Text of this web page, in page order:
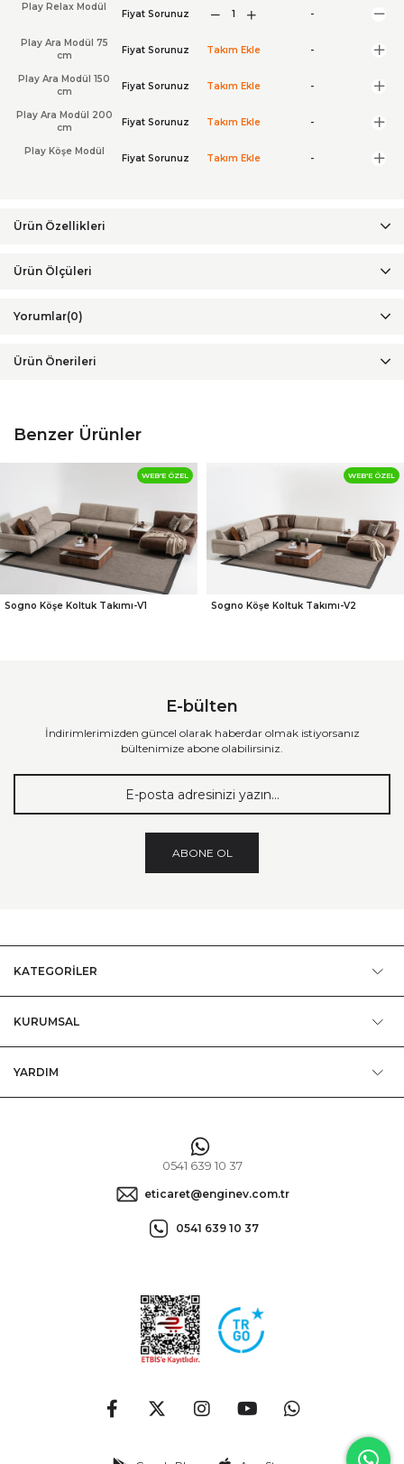
Play Relax Modül
Fiyat Sorunuz -
Play Ara Modül 75
cm
Fiyat Sorunuz Takım Ekle -
Play Ara Modül 150
cm
Fiyat Sorunuz Takım Ekle -
Play Ara Modül 200
cm
Fiyat Sorunuz Takım Ekle -
Play Köşe Modül
Fiyat Sorunuz Takım Ekle -
Ürün Özellikleri
Yorumlar(0)
Ürün Önerileri
Benzer Ürünler
Sogno Köşe Koltuk Takımı-V1
WEB'E ÖZEL
Sogno Köşe Koltuk Takımı-V2
WEB'E ÖZEL
E-bülten
İndirimlerimizden güncel olarak haberdar olmak istiyorsanız
bültenimize abone olabilirsiniz.
ABONE OL
KATEGORİLER
KURUMSAL
YARDIM
0541 639 10 37
eticaret@enginev.com.tr
0541 639 10 37